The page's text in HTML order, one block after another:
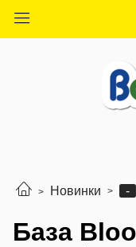
Новинки -
База